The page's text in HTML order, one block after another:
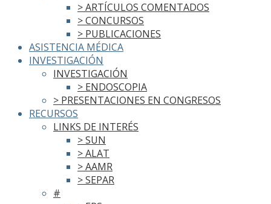
> ARTÍCULOS COMENTADOS
> CONCURSOS
> PUBLICACIONES
ASISTENCIA MÉDICA
INVESTIGACIÓN
INVESTIGACIÓN
> ENDOSCOPIA
> PRESENTACIONES EN CONGRESOS
RECURSOS
LINKS DE INTERÉS
> SUN
> ALAT
> AAMR
> SEPAR
#